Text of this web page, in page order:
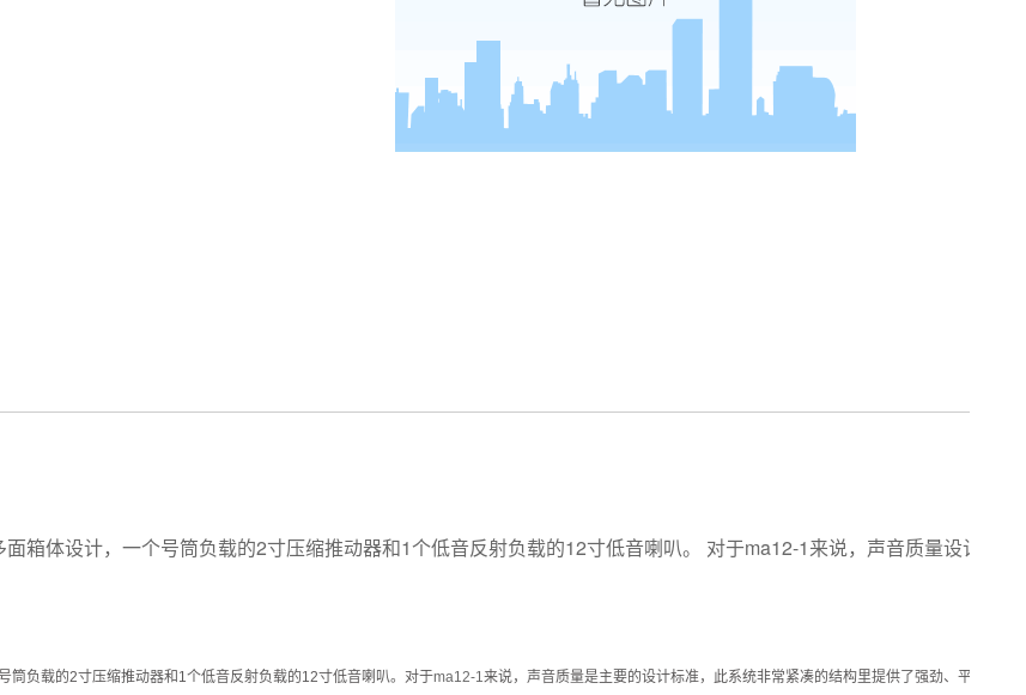
箱体设计，一个号筒负载的2寸压缩推动器和1个低音反射负载的12寸低音喇叭。 对于ma12-1来说，声音质量设计之根
筒负载的2寸压缩推动器和1个低音反射负载的12寸低音喇叭。 对于ma12-1来说，声音质量是主要的设计标准，此系统非常紧凑的结构里提供了强劲、平滑和可